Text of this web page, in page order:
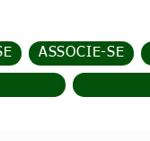
ASSOCIE-SE